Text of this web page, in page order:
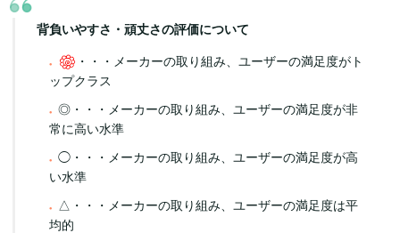
背負いやすさ・頑丈さの評価について
・・・メーカーの取り組み、ユーザーの満足度がト
ップクラス
◎・・・メーカーの取り組み、ユーザーの満足度が非
常に高い水準
◯・・・メーカーの取り組み、ユーザーの満足度が高
い水準
△・・・メーカーの取り組み、ユーザーの満足度は平
均的